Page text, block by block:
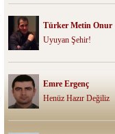
Türker Metin Onur
Uyuyan Şehir!
Emre Ergenç
Henüz Hazır Değiliz